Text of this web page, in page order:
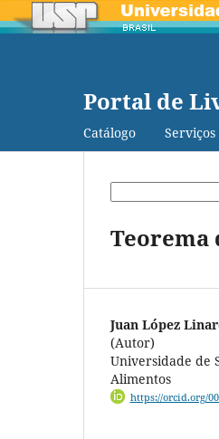
Portal de
Catálogo
Teorema
Juan López
(Autor)
Universidade de
Alimentos
https://orcid.org/